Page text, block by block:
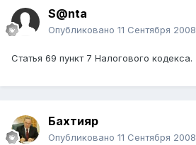
S@nta
Опубликовано 11 Сентября 2008
Статья 69 пункт 7 Налогового кодекса.
Бахтияр
Опубликовано 11 Сентября 2008